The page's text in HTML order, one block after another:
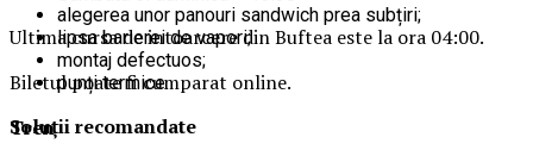
alegerea unor panouri sandwich prea subțiri;
lipsa barierei de vapori;
montaj defectuos;
punți termice.
Soluții recomandate
Ultima cursa de intoarcere din Buftea este la ora 04:00.
Biletul poate fi cumparat online.
Tren